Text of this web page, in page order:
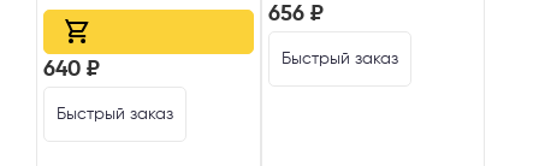
S SC
640 ₽
Быстрый заказ
656 ₽
Быстрый заказ
Я согласен с
обработку персональных данных